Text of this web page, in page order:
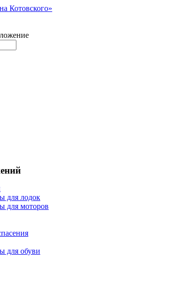
для лодок
для моторов
для обуви